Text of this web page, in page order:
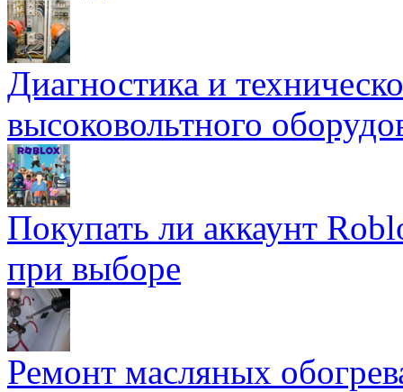
Диагностика и
высоковольтного
Покупать ли аккаунт
при выборе
Ремонт масляных